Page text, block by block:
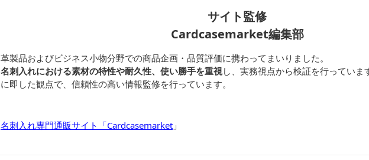
サイト監修
Cardcasemarket編集部
革製品およびビジネス小物分野での商品企画・品質評価に携わってまいりました。
名刺入れにおける素材の特性や耐久性、使い勝手を重視し、実務視点から検証を行っていま
に即した観点で、信頼性の高い情報監修を行っています。
名刺入れ専門通販サイト「Cardcasemarket 」